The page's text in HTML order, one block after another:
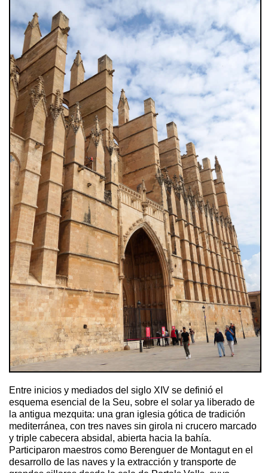
Entre inicios y mediados del siglo XIV se definió el
esquema esencial de la Seu, sobre el solar ya liberado de
la antigua mezquita: una gran iglesia gótica de tradición
mediterránea, con tres naves sin girola ni crucero marcado
y triple cabecera absidal, abierta hacia la bahía.
Participaron maestros como Berenguer de Montagut en el
desarrollo de las naves y la extracción y transporte de